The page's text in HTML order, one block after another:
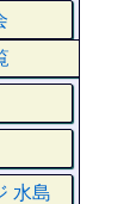
水島